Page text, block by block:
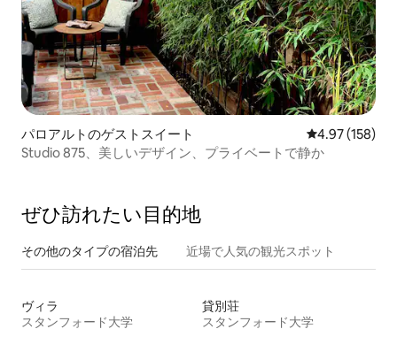
パロアルトのゲストスイート レビュー158
4.97 (158)
Studio 875、美しいデザイン、プライベートで静か
ぜひ訪⁠れ⁠た⁠い目⁠的⁠地
その他のタ⁠イ⁠プ⁠の宿⁠泊⁠先 近場で人気の観光スポット
ヴィラ
スタンフォード大学
貸別荘
スタンフォード大学